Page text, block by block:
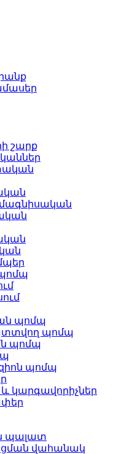
շարք
փական
պոմպ
պոմպ
պոմպ
պոմպ
պոմպ
կարգավորիչներ
պալատ
վահանակ